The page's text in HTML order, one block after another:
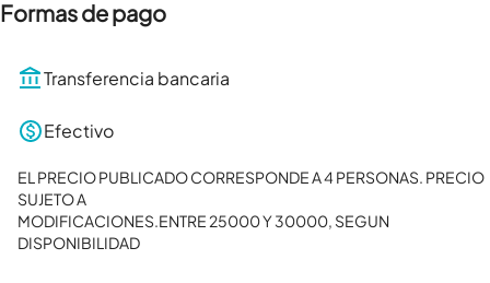
Formas de pago
Transferencia bancaria
Efectivo
EL PRECIO PUBLICADO CORRESPONDE A 4 PERSONAS. PRECIO
SUJETO A
MODIFICACIONES.ENTRE 25000 Y 30000, SEGUN
DISPONIBILIDAD